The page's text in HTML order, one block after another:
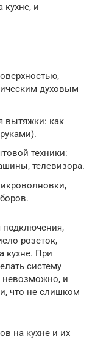
кухне, и
духовым
вытяжки: как
техники:
телевизора.
подключения,
розеток,
кухне. При
систему
невозможно, и
что не слишком
на кухне и их